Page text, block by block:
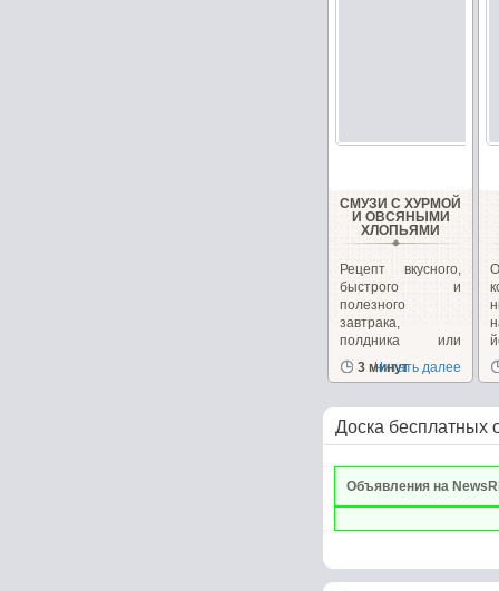
СМУЗИ С ХУРМОЙ
И ОВСЯНЫМИ
ХЛОПЬЯМИ
Рецепт вкусного,
быстрого и
полезного
завтрака,
полдника или
перекуса от
Юлии...
3 минут
Читать далее
Доска бесплатных
Объявления на